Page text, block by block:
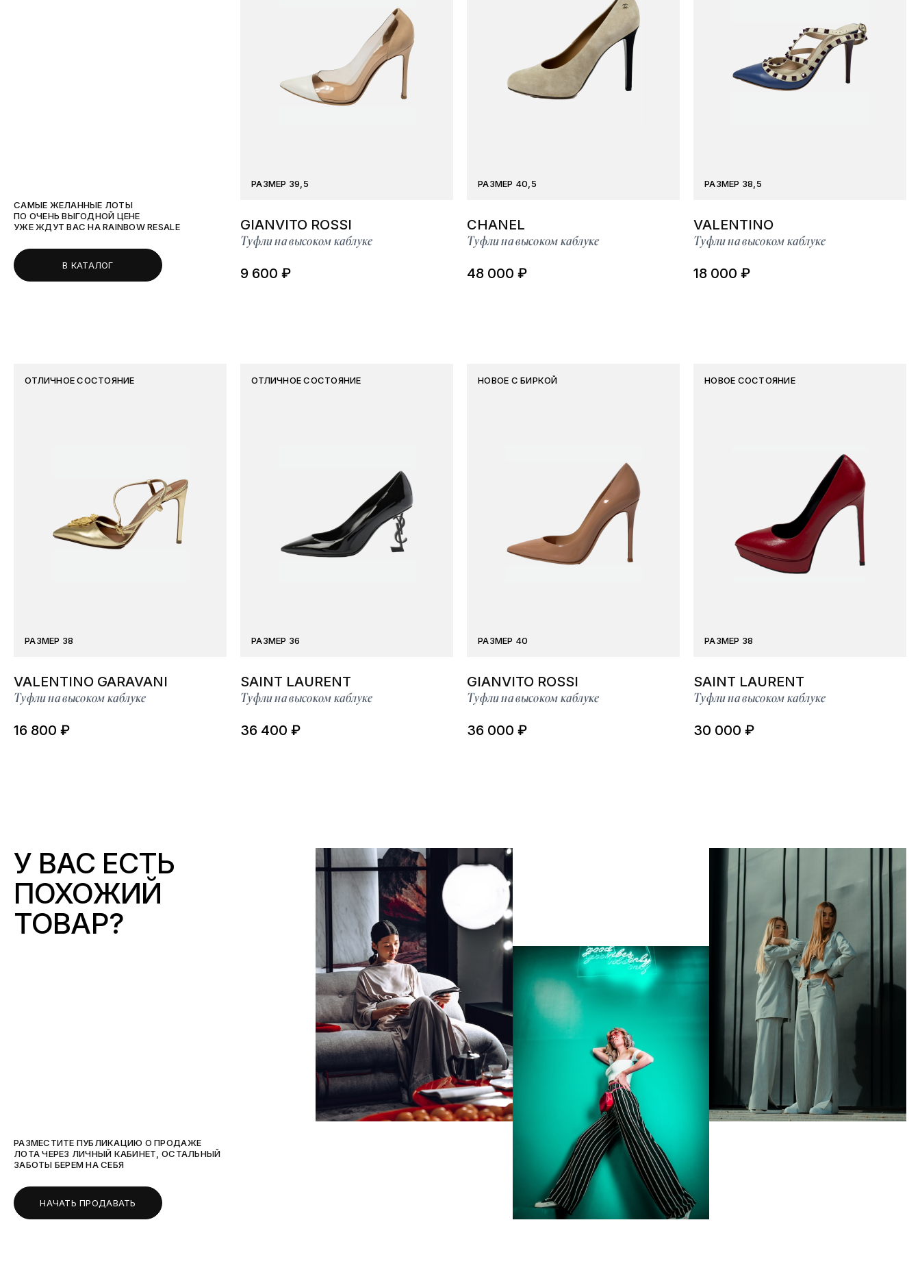
САМЫЕ ЖЕЛАННЫЕ ЛОТЫ
ПО ОЧЕНЬ ВЫГОДНОЙ ЦЕНЕ
УЖЕ ЖДУТ ВАС НА RAINBOW RESALE
В КАТАЛОГ
РАЗМЕР 39,5
GIANVITO ROSSI
Туфли на высоком каблуке
9 600 ₽
РАЗМЕР 40,5
CHANEL
Туфли на высоком каблуке
48 000 ₽
РАЗМЕР 38,5
VALENTINO
Туфли на высоком каблуке
18 000 ₽
ОТЛИЧНОЕ СОСТОЯНИЕ
РАЗМЕР 38
VALENTINO GARAVANI
Туфли на высоком каблуке
16 800 ₽
ОТЛИЧНОЕ СОСТОЯНИЕ
РАЗМЕР 36
SAINT LAURENT
Туфли на высоком каблуке
36 400 ₽
НОВОЕ С БИРКОЙ
РАЗМЕР 40
GIANVITO ROSSI
Туфли на высоком каблуке
36 000 ₽
НОВОЕ СОСТОЯНИЕ
РАЗМЕР 38
SAINT LAURENT
Туфли на высоком каблуке
30 000 ₽
У ВАС ЕСТЬ
ПОХОЖИЙ
ТОВАР?
РАЗМЕСТИТЕ ПУБЛИКАЦИЮ О ПРОДАЖЕ
ЛОТА ЧЕРЕЗ ЛИЧНЫЙ КАБИНЕТ, ОСТАЛЬНЫЙ
ЗАБОТЫ БЕРЕМ НА СЕБЯ
НАЧАТЬ ПРОДАВАТЬ